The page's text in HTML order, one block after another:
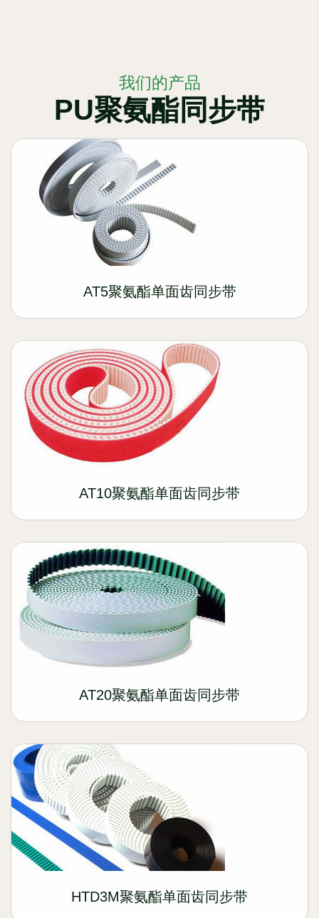
我们的产品
PU聚氨酯同步带
AT5聚氨酯单面齿同步带
AT10聚氨酯单面齿同步带
AT20聚氨酯单面齿同步带
HTD3M聚氨酯单面齿同步带